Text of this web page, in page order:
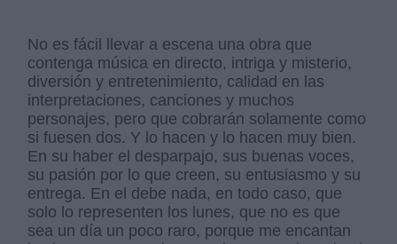
No es fácil llevar a escena una obra que
contenga música en directo, intriga y misterio,
diversión y entretenimiento, calidad en las
interpretaciones, canciones y muchos
personajes, pero que cobrarán solamente como
si fuesen dos. Y lo hacen y lo hacen muy bien.
En su haber el desparpajo, sus buenas voces,
su pasión por lo que creen, su entusiasmo y su
entrega. En el debe nada, en todo caso, que
solo lo representen los lunes, que no es que
sea un día un poco raro, porque me encantan